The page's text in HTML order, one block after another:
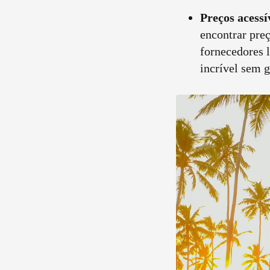
Preços
encontrar
fornecedores
incrível sem